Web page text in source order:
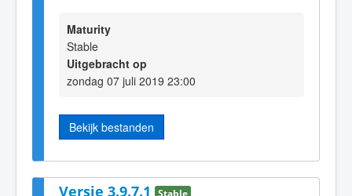
Maturity
Stable
Uitgebracht op
zondag 07 juli 2019 23:00
Bekijk bestanden
Versie 3.9.7.1 Stable